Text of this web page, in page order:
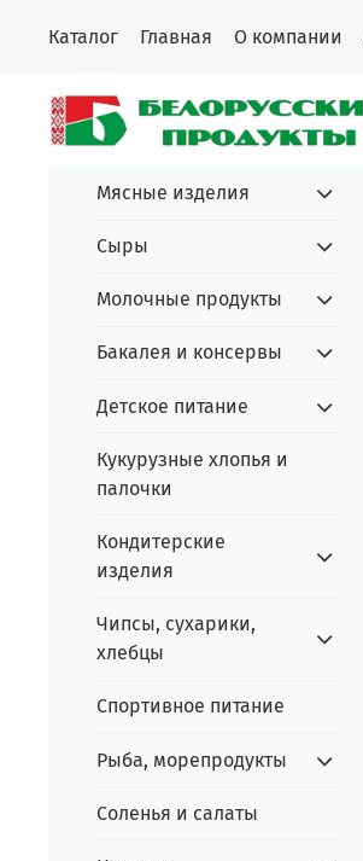
Каталог Главная О компании
Мясные изделия
Сыры
Молочные продукты
Бакалея и консервы
Детское питание
Кукурузные хлопья и
палочки
Кондитерские
изделия
Чипсы, сухарики,
хлебцы
Спортивное питание
Рыба, морепродукты
Соленья и салаты